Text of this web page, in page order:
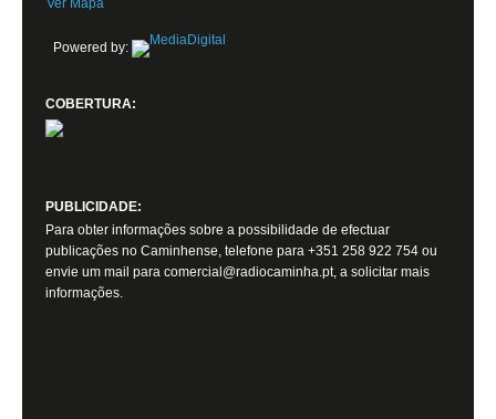
Ver Mapa
Powered by:
COBERTURA:
PUBLICIDADE:
Para obter informações sobre a possibilidade de efectuar
publicações no Caminhense, telefone para +351 258 922 754 ou
envie um mail para comercial@radiocaminha.pt, a solicitar mais
informações.